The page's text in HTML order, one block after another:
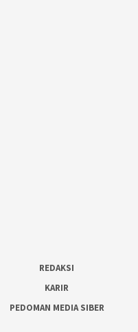
REDAKSI
KARIR
PEDOMAN MEDIA SIBER